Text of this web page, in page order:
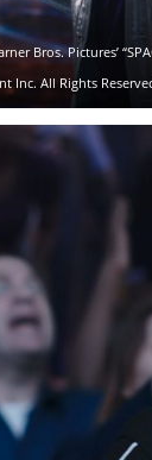
Bros. Pictures’
Inc. All Rights